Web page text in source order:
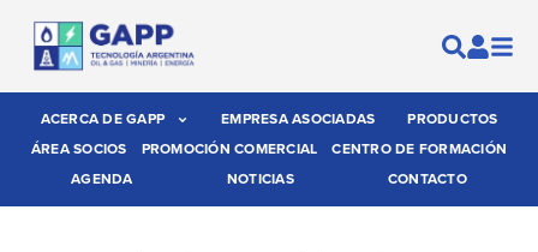
ACERCA DE GAPP EMPRESA ASOCIADAS
PRODUCTOS
ÁREA SOCIOS
PROMOCIÓN COMERCIAL
CENTRO DE FORMACIÓN
AGENDA
NOTICIAS CONTACTO